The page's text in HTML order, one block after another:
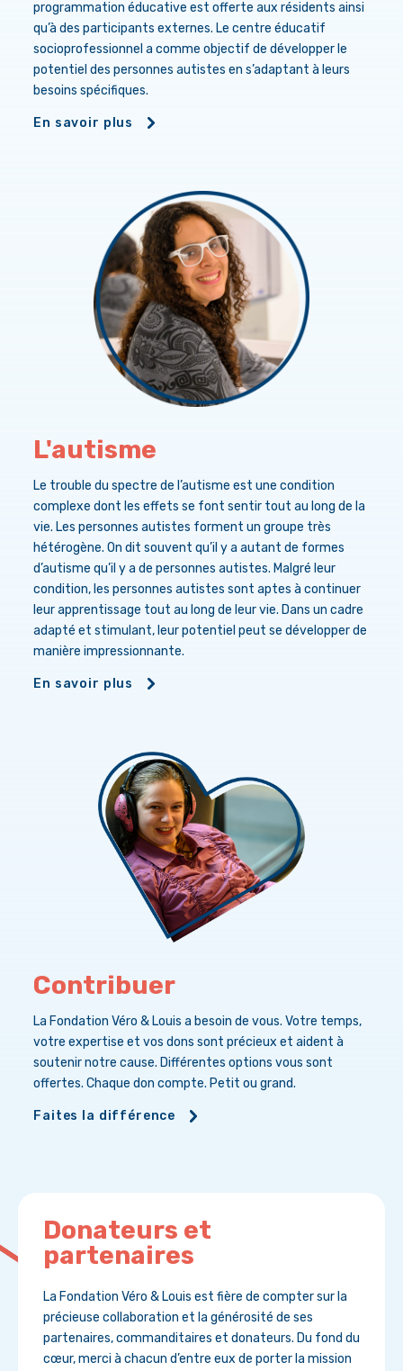
programmation éducative est offerte aux résidents ainsi
qu’à des participants externes. Le centre éducatif
socioprofessionnel a comme objectif de développer le
potentiel des personnes autistes en s’adaptant à leurs
besoins spécifiques.
En savoir plus
L'autisme
Le trouble du spectre de l’autisme est une condition
complexe dont les effets se font sentir tout au long de la
vie. Les personnes autistes forment un groupe très
hétérogène. On dit souvent qu’il y a autant de formes
d’autisme qu’il y a de personnes autistes. Malgré leur
condition, les personnes autistes sont aptes à continuer
leur apprentissage tout au long de leur vie. Dans un cadre
adapté et stimulant, leur potentiel peut se développer de
manière impressionnante.
En savoir plus
Contribuer
La Fondation Véro & Louis a besoin de vous. Votre temps,
votre expertise et vos dons sont précieux et aident à
soutenir notre cause. Différentes options vous sont
offertes. Chaque don compte. Petit ou grand.
Faites la différence
Donateurs et
partenaires
La Fondation Véro & Louis est fière de compter sur la
précieuse collaboration et la générosité de ses
partenaires, commanditaires et donateurs. Du fond du
cœur, merci à chacun d’entre eux de porter la mission